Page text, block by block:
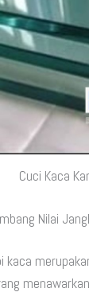
Cuci Kaca
Nilai
kaca